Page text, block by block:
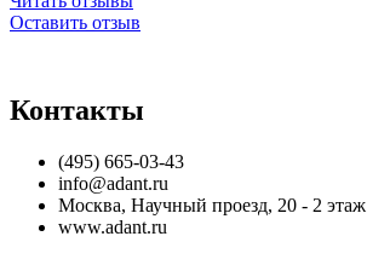
Оставить отзыв
Контакты
(495) 665-03-43
info@adant.ru
Москва, Научный проезд, 20 - 2 этаж
www.adant.ru